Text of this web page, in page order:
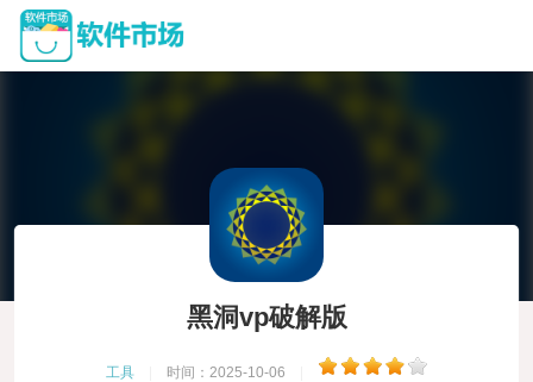
黑洞vp破解版
工具 时间：2025-10-06